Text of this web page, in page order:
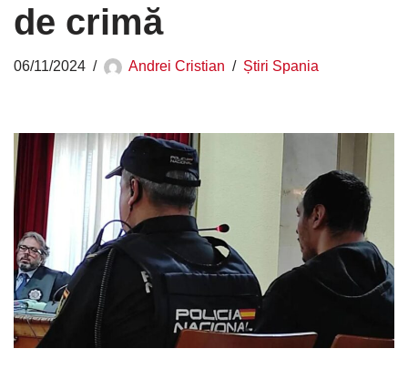
de crimă
06/11/2024 Andrei Cristian Știri Spania